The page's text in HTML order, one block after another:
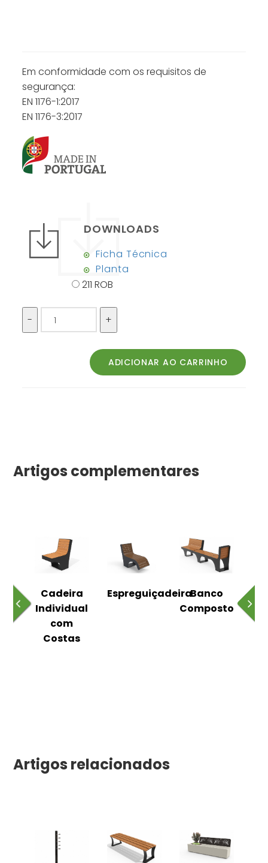
Em conformidade com os requisitos de
segurança:
EN 1176-1:2017
EN 1176-3:2017
DOWNLOADS
Ficha Técnica
Planta
211 ROB
Artigos complementares
Cadeira
Individual
com
Costas
EspreguiçadeiraBanco
Composto
Artigos relacionados